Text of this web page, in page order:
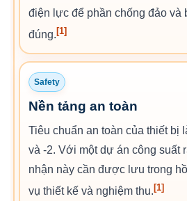
điện lực để phần chống đảo và
đúng.[1]
Safety
Nền tảng an toàn
Tiêu chuẩn an toàn của thiết bị
và -2. Với một dự án công suất
nhận này cần được lưu trong
vụ thiết kế và nghiệm thu. [1]